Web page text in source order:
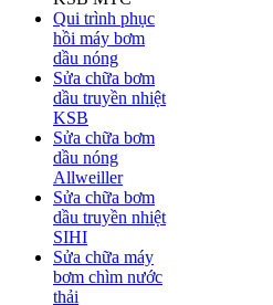
Qui trình phục
hồi máy bơm
dầu nóng
Sửa chữa bơm
dầu truyền nhiệt
KSB
Sửa chữa bơm
dầu nóng
Allweiller
Sửa chữa bơm
dầu truyền nhiệt
SIHI
Sửa chữa máy
bơm chìm nước
thải